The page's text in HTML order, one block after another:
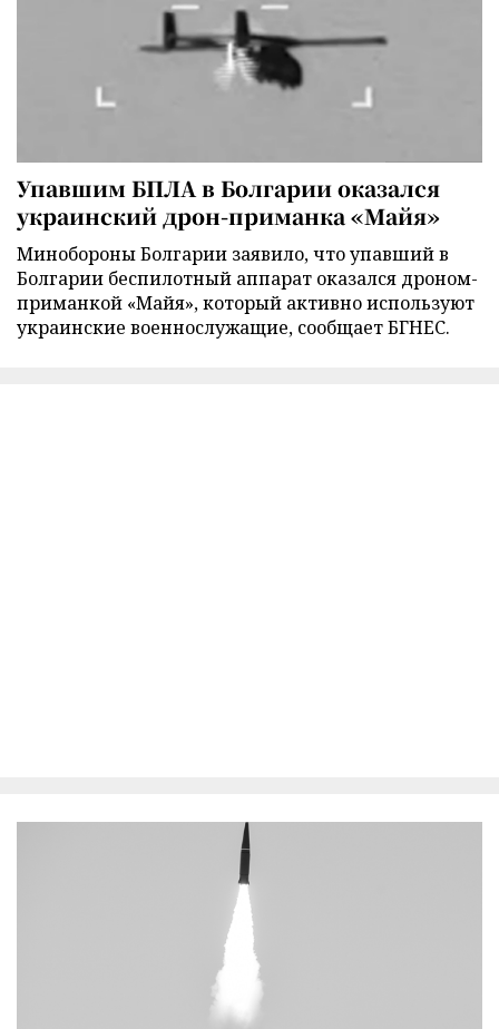
Упавшим БПЛА в Болгарии оказался
украинский дрон-приманка «Майя»
Минобороны Болгарии заявило, что упавший в
Болгарии беспилотный аппарат оказался дроном-
приманкой «Майя», который активно используют
украинские военнослужащие, сообщает БГНЕС.